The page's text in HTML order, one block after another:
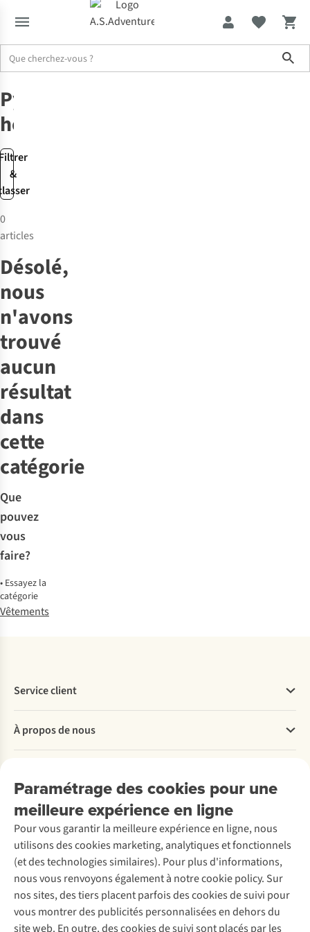
&
Pyjamas
homme
0
articles
Désolé,
nous
n'avons
trouvé
aucun
résultat
dans
cette
catégorie
Que
pouvez
vous
faire?
• Essayez la
catégorie
Vêtements
Paramétrage des cookies pour une
meilleure expérience en ligne
Pour vous garantir la meilleure expérience en ligne, nous
utilisons des cookies marketing, analytiques et fonctionnels
(et des technologies similaires). Pour plus d'informations,
nous vous renvoyons également à notre cookie policy. Sur
nos sites, des tiers placent parfois des cookies de suivi pour
vous montrer des publicités personnalisées en dehors du
site web. En outre, des cookies de suivi sont placés par les
Service client
Commander
Payer
Retourner
Rétractation d'une commande
Entretien & réparations
Garantie
Contactez-nous
À propos de nous
Entreprise responsable
À propos d’Ayacucho
Nos magasins
À propos d’A.S.Adventure
Déclaration d'accessibilité
Location / Location sports d’hiver
Seconde-main
Entretien de ski
Service de lavage
Entretien de chaussures
Réparation de chaussures
Réparation de vêtements
Retouches
Découvrez
A.S.Magazine
Explore Camp
Expertise & conseils
Abonnez-vous à la newsletter